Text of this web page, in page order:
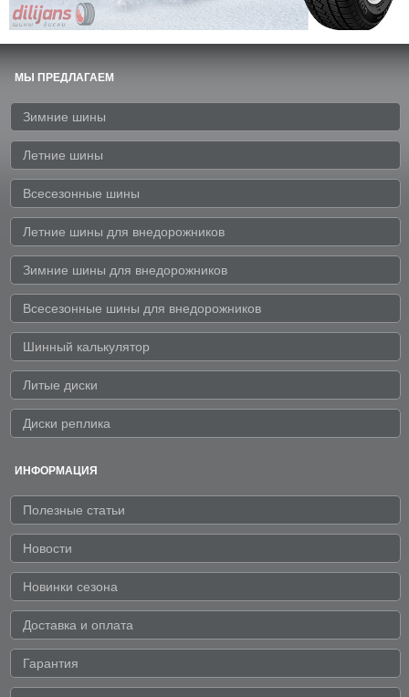
МЫ ПРЕДЛАГАЕМ
Зимние шины
Летние шины
Всесезонные шины
Летние шины для внедорожников
Зимние шины для внедорожников
Всесезонные шины для внедорожников
Шинный калькулятор
Литые диски
Диски реплика
ИНФОРМАЦИЯ
Полезные статьи
Новости
Новинки сезона
Доставка и оплата
Гарантия